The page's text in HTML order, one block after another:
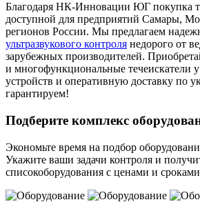
Благодаря НК-Инновации ЮГ покупка
доступной для предприятий Самары,
регионов России. Мы предлагаем
ультразвукового контроля недорого от
зарубежных производителей.
и многофункциональные течеискатели
устройств и оперативную доставку по
гарантируем!
Подберите комплекс
Экономьте время на подбор
Укажите ваши задачи контроля и
списокоборудования с ценами и